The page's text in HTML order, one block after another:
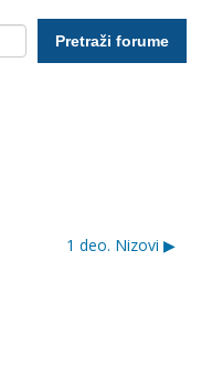
1 deo. Nizovi ▶︎